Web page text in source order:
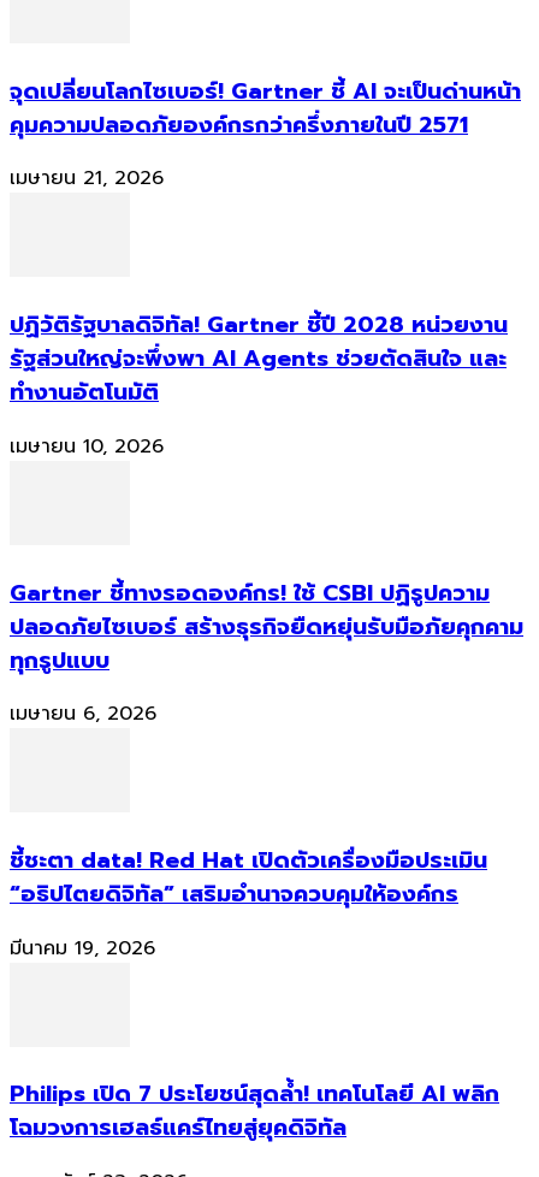
จุดเปลี่ยนโลกไซเบอร์! Gartner ชี้ AI จะเป็นด่านหน้า
คุมความปลอดภัยองค์กรกว่าครึ่งภายในปี 2571
เมษายน 21, 2026
ปฏิวัติรัฐบาลดิจิทัล! Gartner ชี้ปี 2028 หน่วยงาน
รัฐส่วนใหญ่จะพึ่งพา AI Agents ช่วยตัดสินใจ และ
ทำงานอัตโนมัติ
เมษายน 10, 2026
Gartner ชี้ทางรอดองค์กร! ใช้ CSBI ปฏิรูปความ
ปลอดภัยไซเบอร์ สร้างธุรกิจยืดหยุ่นรับมือภัยคุกคาม
ทุกรูปแบบ
เมษายน 6, 2026
ชี้ชะตา data! Red Hat เปิดตัวเครื่องมือประเมิน
“อธิปไตยดิจิทัล” เสริมอำนาจควบคุมให้องค์กร
มีนาคม 19, 2026
Philips เปิด 7 ประโยชน์สุดล้ำ! เทคโนโลยี AI พลิก
โฉมวงการเฮลธ์แคร์ไทยสู่ยุคดิจิทัล